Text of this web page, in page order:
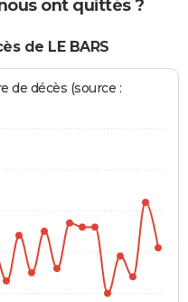
ont quittés ?
de LE BARS
de décès (source :